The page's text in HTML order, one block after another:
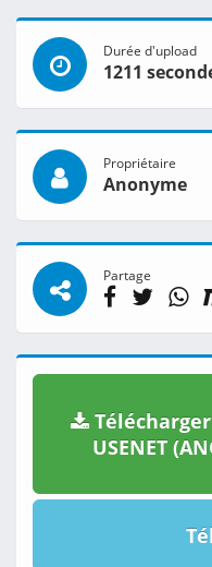
Durée d'upload
1211
Propriétaire
Anonyme
Partage
USENET